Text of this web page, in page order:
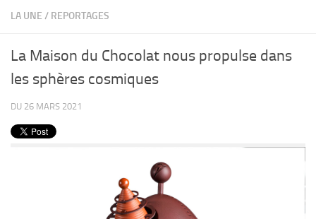
ACTUALITÉ
LIVRES
LA UNE / REPORTAGES
La Maison du Chocolat nous propulse dans
les sphères cosmiques
DU 26 MARS 2021